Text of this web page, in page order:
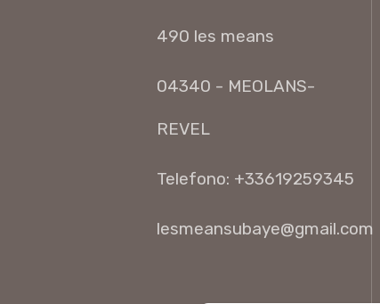
490 les means
04340 - MEOLANS-
REVEL
Telefono: +33619259345
lesmeansubaye@gmail.com